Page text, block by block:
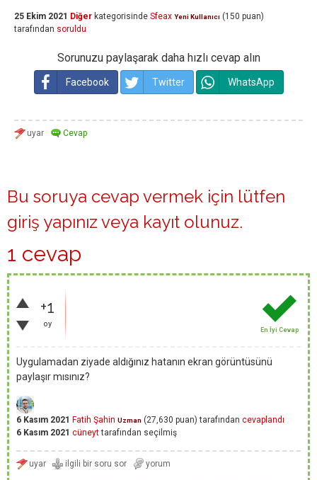
25 Ekim 2021 Diğer kategorisinde Sfeax Yeni Kullanıcı (150 puan)
tarafından soruldu
Sorunuzu paylaşarak daha hızlı cevap alın
Facebook Twitter WhatsApp
Bu soruya cevap vermek için lütfen
giriş yapınız veya kayıt olunuz.
1 cevap
+1
oy
En İyi Cevap
Uygulamadan ziyade aldığınız hatanın ekran görüntüsünü
paylaşır mısınız?
6 Kasım 2021 Fatih Şahin Uzman (27,630 puan) tarafından cevaplandı
6 Kasım 2021 cüneyttarafından seçilmiş